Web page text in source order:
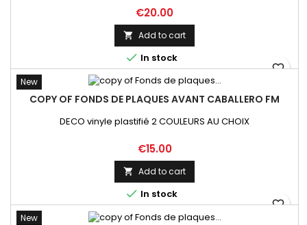
Price
€20.00
 Add to cart
 In stock
favorite_border
New
COPY OF FONDS DE PLAQUES AVANT CABALLERO FM
DECO vinyle plastifié 2 COULEURS AU CHOIX
Price
€15.00
 Add to cart
 In stock
favorite_border
New